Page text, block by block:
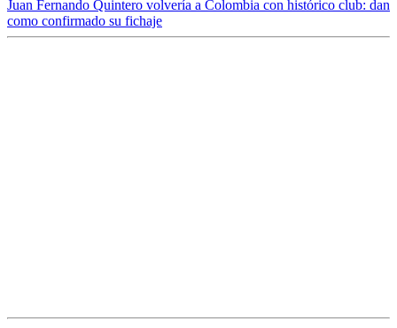
Juan Fernando Quintero volvería a Colombia con histórico club: dan
como confirmado su fichaje